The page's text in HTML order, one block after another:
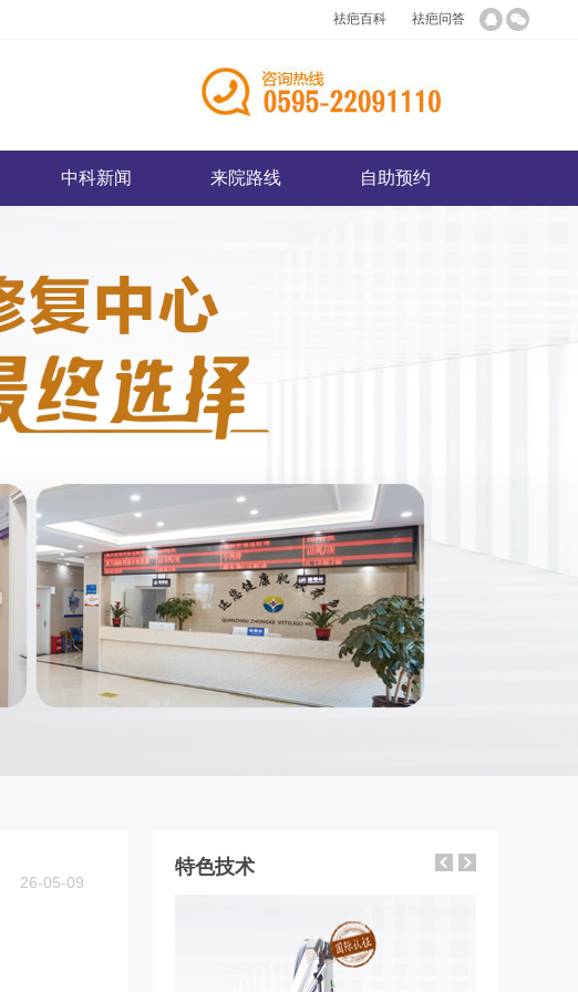
祛疤百科 祛疤问答
中科新闻 来院路线 自助预约
26-05-09
特色技术